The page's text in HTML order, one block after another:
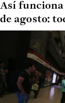
Así funciona
de agosto: